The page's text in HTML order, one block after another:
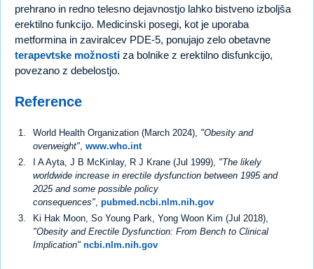
prehrano in redno telesno dejavnostjo lahko bistveno izboljša
erektilno funkcijo. Medicinski posegi, kot je uporaba
metformina in zaviralcev PDE-5, ponujajo zelo obetavne
terapevtske možnosti za bolnike z erektilno disfunkcijo,
povezano z debelostjo.
Reference
World Health Organization (March 2024), "Obesity and
overweight", www.who.int
I A Ayta, J B McKinlay, R J Krane (Jul 1999), "The likely
worldwide increase in erectile dysfunction between 1995 and
2025 and some possible policy
consequences" pubmed.ncbi.nlm.nih.gov
Ki Hak Moon, So Young Park, Yong Woon Kim (Jul 2018),
"Obesity and Erectile Dysfunction: From Bench to Clinical
Implication" ncbi.nlm.nih.gov